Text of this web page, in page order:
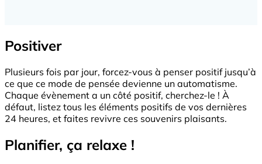
Positiver
Plusieurs fois par jour, forcez-vous à penser positif jusqu’à
ce que ce mode de pensée devienne un automatisme.
Chaque évènement a un côté positif, cherchez-le ! À
défaut, listez tous les éléments positifs de vos dernières
24 heures, et faites revivre ces souvenirs plaisants.
Planifier, ça relaxe !